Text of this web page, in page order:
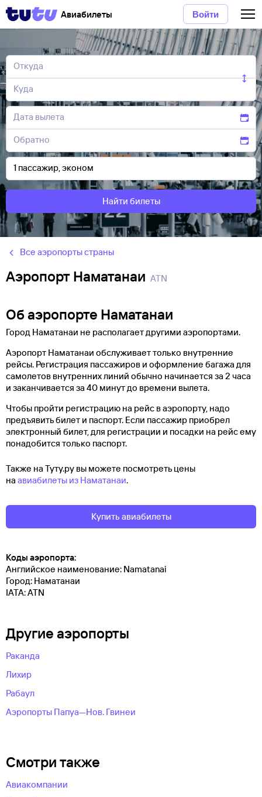
Авиабилеты Войти
Найти билеты
Все аэропорты страны
Аэропорт Наматанаи ATN
Об аэропорте Наматанаи
Город Наматанаи не располагает другими аэропортами.
Аэропорт Наматанаи обслуживает только внутренние
рейсы. Регистрация пассажиров и оформление багажа для
самолетов внутренних линий обычно начинается за 2 часа
и заканчивается за 40 минут до времени вылета.
Чтобы пройти регистрацию на рейс в аэропорту, надо
предъявить билет и паспорт. Если пассажир приобрел
электронный билет, для регистрации и посадки на рейс ему
понадобится только паспорт.
Также на Туту.ру вы можете посмотреть цены
на авиабилеты из Наматанаи.
Купить авиабилеты
Коды аэропорта:
Английское наименование: Namatanai
Город: Наматанаи
IATA: ATN
Другие аэропорты
Раканда
Лихир
Рабаул
Аэропорты Папуа—Нов. Гвинеи
Смотри также
Авиакомпании